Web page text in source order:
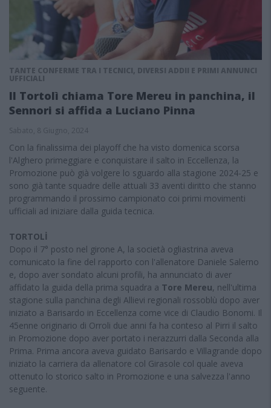
TANTE CONFERME TRA I TECNICI, DIVERSI ADDII E PRIMI ANNUNCI
UFFICIALI
Il Tortolì chiama Tore Mereu in panchina, il
Sennori si affida a Luciano Pinna
Sabato, 8 Giugno, 2024
Con la finalissima dei playoff che ha visto domenica scorsa
l'Alghero primeggiare e conquistare il salto in Eccellenza, la
Promozione può già volgere lo sguardo alla stagione 2024-25 e
sono già tante squadre delle attuali 33 aventi diritto che stanno
programmando il prossimo campionato coi primi movimenti
ufficiali ad iniziare dalla guida tecnica.
TORTOLİ
Dopo il 7° posto nel girone A, la società ogliastrina aveva
comunicato la fine del rapporto con l'allenatore Daniele Salerno
e, dopo aver sondato alcuni profili, ha annunciato di aver
affidato la guida della prima squadra a Tore Mereu, nell'ultima
stagione sulla panchina degli Allievi regionali rossoblù dopo aver
iniziato a Barisardo in Eccellenza come vice di Claudio Bonomi. Il
45enne originario di Orroli due anni fa ha conteso al Pirri il salto
in Promozione dopo aver portato i nerazzurri dalla Seconda alla
Prima. Prima ancora aveva guidato Barisardo e Villagrande dopo
iniziato la carriera da allenatore col Girasole col quale aveva
ottenuto lo storico salto in Promozione e una salvezza l'anno
seguente.